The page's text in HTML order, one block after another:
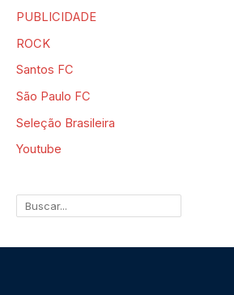
PUBLICIDADE
ROCK
Santos FC
São Paulo FC
Seleção Brasileira
Youtube